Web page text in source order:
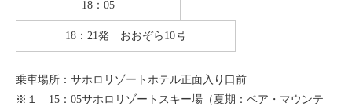
18：05
18：21発 おおぞら10号
乗車場所：サホロリゾートホテル正面入り口前
※１ 15：05サホロリゾートスキー場（夏期：ベア・マウンテ